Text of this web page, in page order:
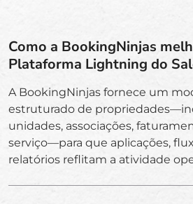
Como a BookingNinjas
Plataforma Lightning do
A BookingNinjas fornece um
estruturado de
unidades, associações,
serviço—para que aplicações,
relatórios reflitam a atividade